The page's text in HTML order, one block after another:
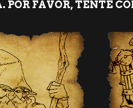
FAVOR, TENTE